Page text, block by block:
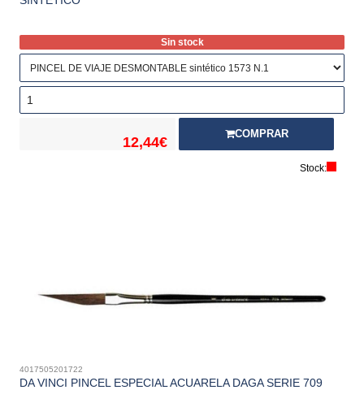
Sin stock
12,44€
COMPRAR
Stock:
4017505201722
DA VINCI PINCEL ESPECIAL ACUARELA DAGA SERIE 709